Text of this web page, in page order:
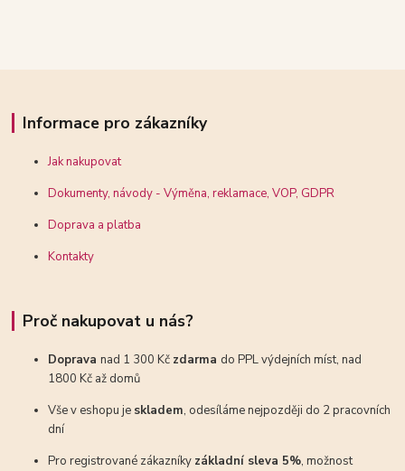
Informace pro zákazníky
Jak nakupovat
Dokumenty, návody - Výměna, reklamace, VOP, GDPR
Doprava a platba
Kontakty
Proč nakupovat u nás?
Dopravanad 1 300 Kč zdarma do PPL výdejních míst, nad
1800 Kč až domů
Vše v eshopu je skladem, odesíláme nejpozději do 2 pracovních
dní
Pro registrované zákazníky základní sleva 5%, možnost